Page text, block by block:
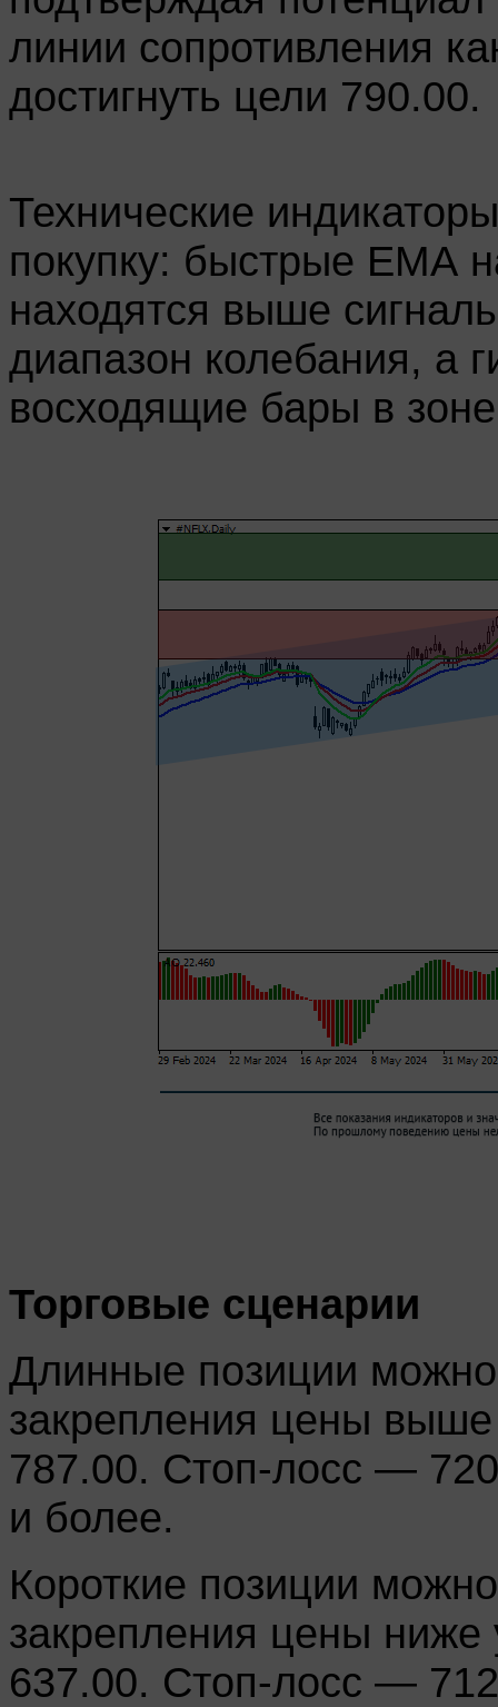
линии сопротивления
достигнуть цели 790.00.
Технические
покупку: быстрые ЕМА
находятся выше
диапазон колебания, а
восходящие бары в
Торговые сценарии
Длинные позиции
закрепления цены
787.00. Стоп-лосс —
и более.
Короткие позиции
закрепления цены
637.00. Стоп-лосс —